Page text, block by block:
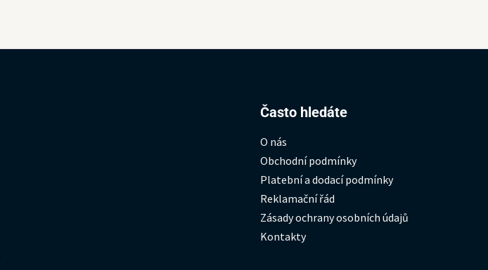
Často hledáte
O nás
Obchodní podmínky
Platební a dodací podmínky
Reklamační řád
Zásady ochrany osobních údajů
Kontakty
Hledat: